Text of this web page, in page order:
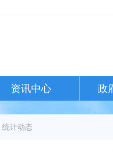
资讯中心 政
统计动态